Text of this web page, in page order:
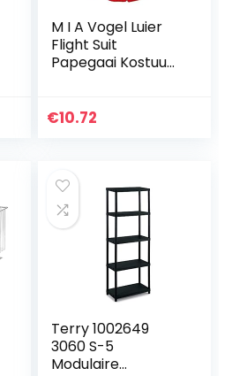
M I A Vogel Luier
Flight Suit
Papegaai Kostuum
voor Cockatiel
€10.72
Terry 1002649
3060 S-5
Modulaire